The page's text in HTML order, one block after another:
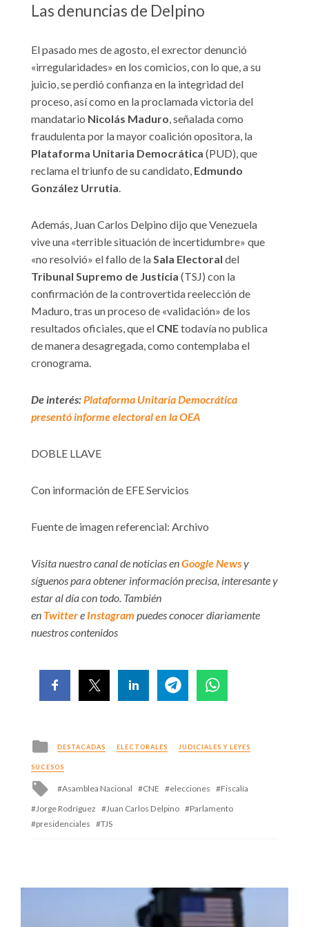
Las denuncias de Delpino
El pasado mes de agosto, el exrector denunció
«irregularidades» en los comicios, con lo que, a su
juicio, se perdió confianza en la integridad del
proceso, así como en la proclamada victoria del
mandatario Nicolás Maduro , señalada como
fraudulenta por la mayor coalición opositora, la
Plataforma Unitaria Democrática (PUD), que
reclama el triunfo de su candidato, Edmundo
González Urrutia
Además, Juan Carlos Delpino dijo que Venezuela
vive una «terrible situación de incertidumbre» que
«no resolvió» el fallo de la Sala Electoral del
Tribunal Supremo de Justicia (TSJ) con la
confirmación de la controvertida reelección de
Maduro, tras un proceso de «validación» de los
resultados oficiales, que el CNEtodavía no publica
de manera desagregada, como contemplaba el
cronograma.
De interés: Plataforma Unitaria Democrática
presentó informe electoral en la OEA
DOBLE LLAVE
Con información de EFE Servicios
Fuente de imagen referencial: Archivo
Visita nuestro canal de noticias enGoogle Newsy
síguenos para obtener información precisa, interesante y
estar al día con todo. También
en Twittere Instagram puedes conocer diariamente
nuestros contenidos
Posted
in
DESTACADAS ELECTORALES JUDICIALES Y LEYES
SUCESOS
Tagged
with
Asamblea Nacional CNE elecciones
Fiscalía
Jorge Rodríguez
Juan Carlos Delpino
Parlamento
presidenciales
TJS